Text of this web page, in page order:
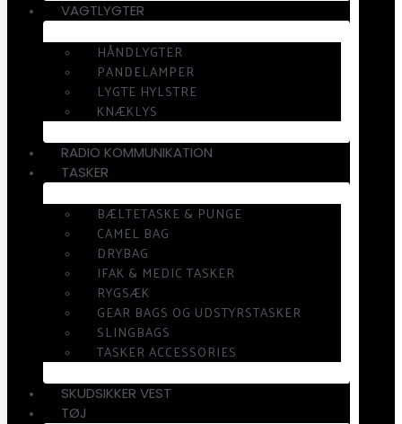
VAGTLYGTER
HÅNDLYGTER
PANDELAMPER
LYGTE HYLSTRE
KNÆKLYS
RADIO KOMMUNIKATION
TASKER
BÆLTETASKE & PUNGE
CAMEL BAG
DRYBAG
IFAK & MEDIC TASKER
RYGSÆK
GEAR BAGS OG UDSTYRSTASKER
SLINGBAGS
TASKER ACCESSORIES
SKUDSIKKER VEST
TØJ